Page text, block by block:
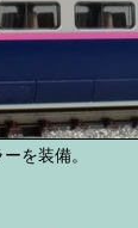
を装備。